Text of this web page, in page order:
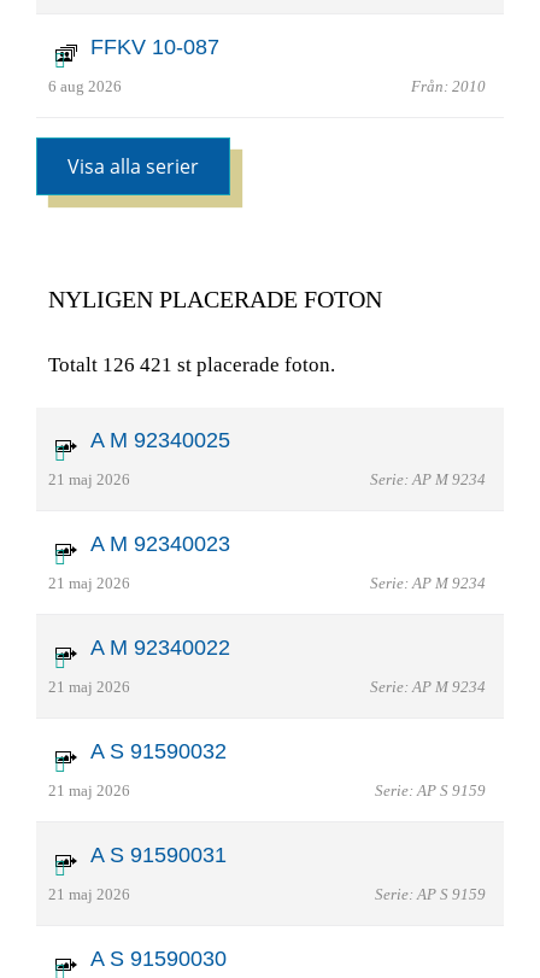
FFKV 10-087
6 aug 2026 Från: 2010
Visa alla serier
NYLIGEN PLACERADE FOTON
Totalt 126 421 st placerade foton.
A M 92340025
21 maj 2026 Serie: AP M 9234
A M 92340023
21 maj 2026 Serie: AP M 9234
A M 92340022
21 maj 2026 Serie: AP M 9234
A S 91590032
21 maj 2026 Serie: AP S 9159
A S 91590031
21 maj 2026 Serie: AP S 9159
A S 91590030